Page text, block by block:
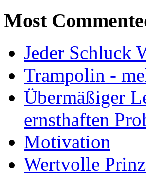
Most
Jeder Schluck
Trampolin -
Übermäßiger
ernsthaften
Motivation
Wertvolle